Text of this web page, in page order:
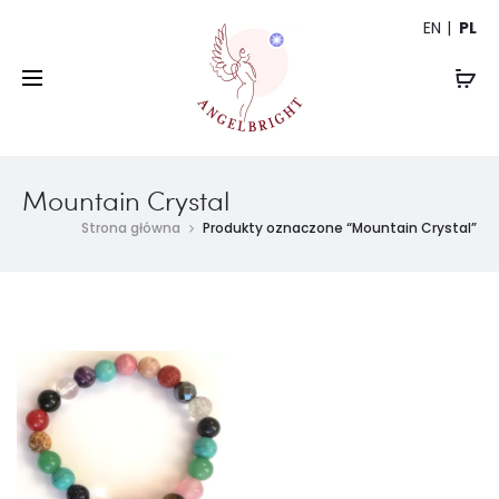
EN PL
Mountain Crystal
Strona główna Produkty oznaczone “Mountain Crystal”